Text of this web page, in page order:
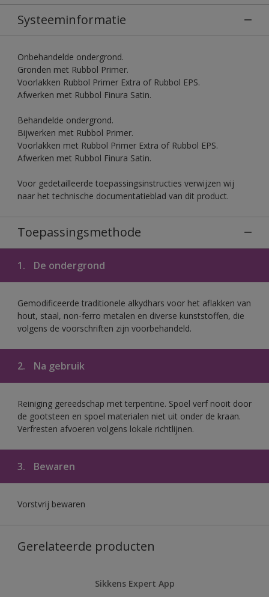
Systeeminformatie
Onbehandelde ondergrond.
Gronden met Rubbol Primer.
Voorlakken Rubbol Primer Extra of Rubbol EPS.
Afwerken met Rubbol Finura Satin.
Behandelde ondergrond.
Bijwerken met Rubbol Primer.
Voorlakken met Rubbol Primer Extra of Rubbol EPS.
Afwerken met Rubbol Finura Satin.
Voor gedetailleerde toepassingsinstructies verwijzen wij
naar het technische documentatieblad van dit product.
Toepassingsmethode
1. De ondergrond
Gemodificeerde traditionele alkydhars voor het aflakken van
hout, staal, non-ferro metalen en diverse kunststoffen, die
volgens de voorschriften zijn voorbehandeld.
2. Na gebruik
Reiniging gereedschap met terpentine. Spoel verf nooit door
de gootsteen en spoel materialen niet uit onder de kraan.
Verfresten afvoeren volgens lokale richtlijnen.
3. Bewaren
Vorstvrij bewaren
Gerelateerde producten
Sikkens Expert App